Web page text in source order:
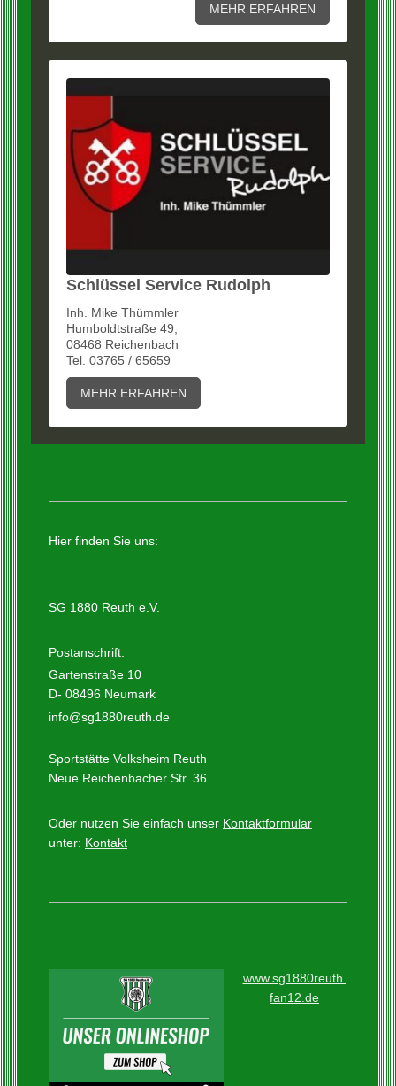
MEHR ERFAHREN
Schlüssel Service Rudolph
Inh. Mike Thümmler
Humboldtstraße 49,
08468 Reichenbach
Tel. 03765 / 65659
MEHR ERFAHREN
Hier finden Sie uns:
SG 1880 Reuth e.V.
Postanschrift:
Gartenstraße 10
D- 08496 Neumark
info@sg1880reuth.de
Sportstätte Volksheim Reuth
Neue Reichenbacher Str. 36
Oder nutzen Sie einfach unser Kontaktformular
unter: Kontakt
www.sg1880reuth.
fan12.de